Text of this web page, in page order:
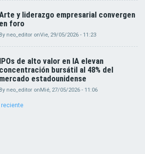
y liderazgo empresarial convergen
en foro
By neo_editor onVie, 29/05/2026 - 11:23
IPOs de alto valor en IA elevan
concentración bursátil al 48% del
mercado estadounidense
By neo_editor onMié, 27/05/2026 - 11:06